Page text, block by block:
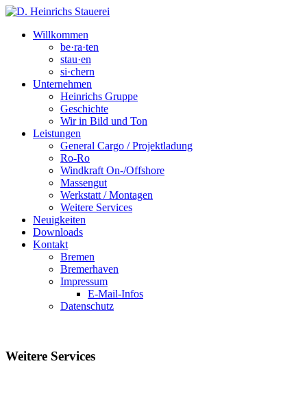
Willkommen
be·ra·ten
stau·en
si·chern
Unternehmen
Heinrichs Gruppe
Geschichte
Wir in Bild und Ton
Leistungen
General Cargo / Projektladung
Ro-Ro
Windkraft On-/Offshore
Massengut
Werkstatt / Montagen
Weitere Services
Neuigkeiten
Downloads
Kontakt
Bremen
Bremerhaven
Impressum
E-Mail-Infos
Datenschutz
Weitere Services